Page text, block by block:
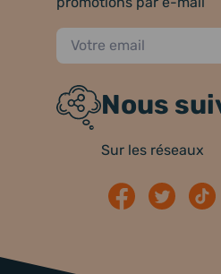
Nous
Sur les réseaux